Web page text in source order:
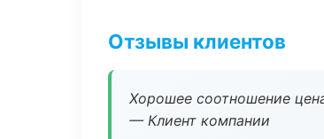
Отзывы клиентов
Хорошее соотношение
— Клиент компании